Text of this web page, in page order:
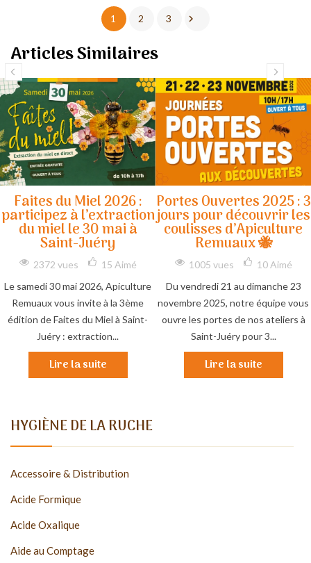
HYGIÈNE DE LA RUCHE
Accessoire & Distribution
Acide Formique
Acide Oxalique
Aide au Comptage
1 2 3 
Articles Similaires
Faites du Miel 2026 :
participez à l’extraction
du miel le 30 mai à
Saint-Juéry
2372 vues 15 Aimé
Le samedi 30 mai 2026, Apiculture
Remuaux vous invite à la 3ème
édition de Faites du Miel à Saint-
Juéry : extraction...
Lire la suite
Portes Ouvertes 2025 : 3
jours pour découvrir les
coulisses d’Apiculture
Remuaux 🐝
1005 vues 10 Aimé
Du vendredi 21 au dimanche 23
novembre 2025, notre équipe vous
ouvre les portes de nos ateliers à
Saint-Juéry pour 3...
Lire la suite